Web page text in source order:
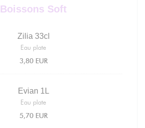
Boissons Soft
Zilia 33cl
Eau plate
3,80 EUR
Evian 1L
Eau plate
5,70 EUR